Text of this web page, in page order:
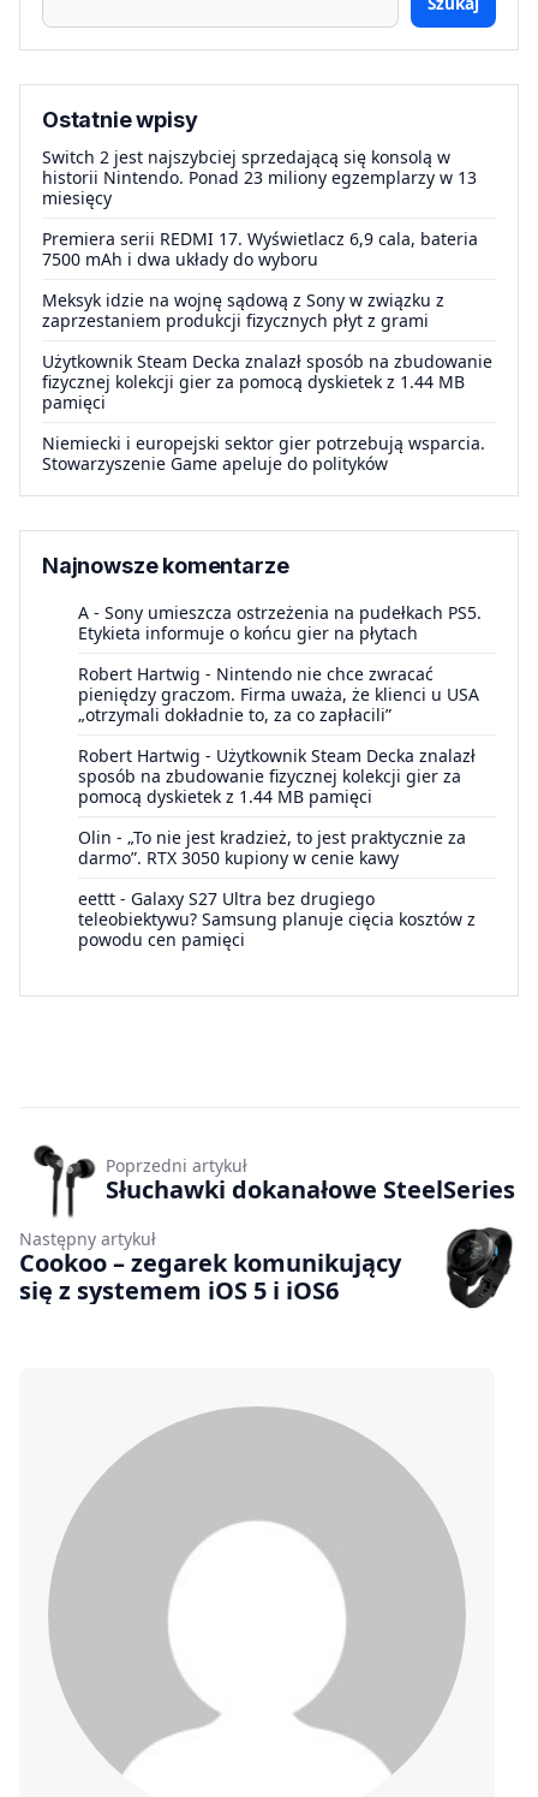
Ostatnie wpisy
Switch 2 jest najszybciej sprzedającą się konsolą w
historii Nintendo. Ponad 23 miliony egzemplarzy w 13
miesięcy
Premiera serii REDMI 17. Wyświetlacz 6,9 cala, bateria
7500 mAh i dwa układy do wyboru
Meksyk idzie na wojnę sądową z Sony w związku z
zaprzestaniem produkcji fizycznych płyt z grami
Użytkownik Steam Decka znalazł sposób na zbudowanie
fizycznej kolekcji gier za pomocą dyskietek z 1.44 MB
pamięci
Niemiecki i europejski sektor gier potrzebują wsparcia.
Stowarzyszenie Game apeluje do polityków
Najnowsze komentarze
A - Sony umieszcza ostrzeżenia na pudełkach PS5.
Etykieta informuje o końcu gier na płytach
Robert Hartwig - Nintendo nie chce zwracać
pieniędzy graczom. Firma uważa, że klienci u USA
„otrzymali dokładnie to, za co zapłacili”
Robert Hartwig - Użytkownik Steam Decka znalazł
sposób na zbudowanie fizycznej kolekcji gier za
pomocą dyskietek z 1.44 MB pamięci
Olin - „To nie jest kradzież, to jest praktycznie za
darmo”. RTX 3050 kupiony w cenie kawy
eettt - Galaxy S27 Ultra bez drugiego
teleobiektywu? Samsung planuje cięcia kosztów z
powodu cen pamięci
Poprzedni artykuł
Słuchawki dokanałowe SteelSeries
Następny artykuł
Cookoo – zegarek komunikujący
się z systemem iOS 5 i iOS6